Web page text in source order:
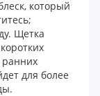
который
Щетка
для более